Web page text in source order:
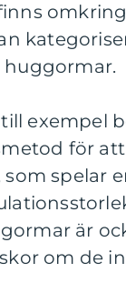
huggormar.
exempel
för
spelar
är
om de